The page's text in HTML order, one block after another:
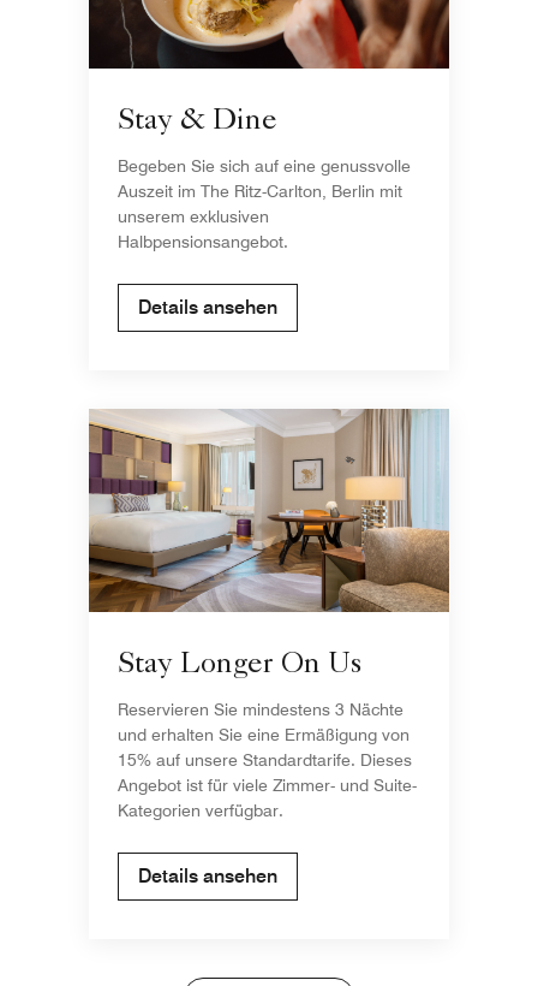
Stay & Dine
Begeben Sie sich auf eine genussvolle
Auszeit im The Ritz-Carlton, Berlin mit
unserem exklusiven
Halbpensionsangebot.
Details ansehen
Stay Longer On Us
Reservieren Sie mindestens 3 Nächte
und erhalten Sie eine Ermäßigung von
15% auf unsere Standardtarife. Dieses
Angebot ist für viele Zimmer- und Suite-
Kategorien verfügbar.
Details ansehen